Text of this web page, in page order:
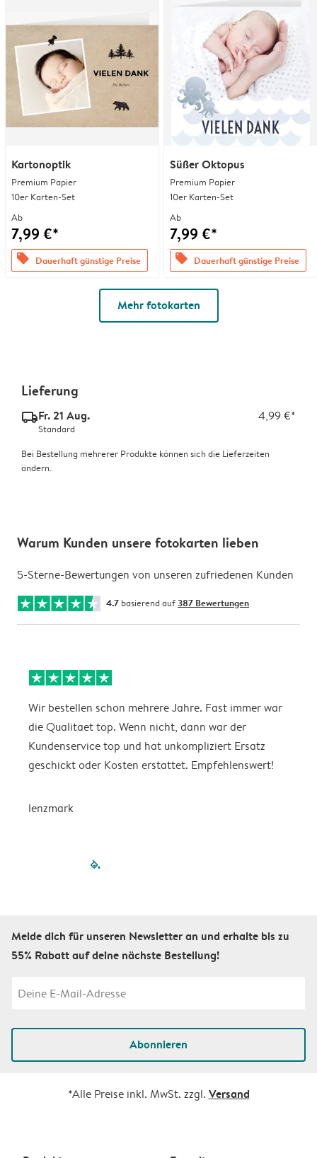
Kartonoptik
Premium Papier
10er Karten-Set
Ab
7,99 €*
offers Dauerhaft günstige Preise
Süßer Oktopus
Premium Papier
10er Karten-Set
Ab
7,99 €*
offers Dauerhaft günstige Preise
Mehr fotokarten
Lieferung
delivery_standard_v2Fr. 21 Aug. 4,99 €*
Standard
Bei Bestellung mehrerer Produkte können sich die Lieferzeiten
ändern.
Warum Kunden unsere fotokarten lieben
5-Sterne-Bewertungen von unseren zufriedenen Kunden
4.7 basierend auf387 Bewertungen
Wir bestellen schon mehrere Jahre. Fast immer war
die Qualitaet top. Wenn nicht, dann war der
Kundenservice top und hat unkompliziert Ersatz
geschickt oder Kosten erstattet. Empfehlenswert!
lenzmark
filled-pagination
Melde dich für unseren Newsletter an und erhalte bis zu
55% Rabatt auf deine nächste Bestellung!
Abonnieren
*Alle Preise inkl. MwSt. zzgl. Versand